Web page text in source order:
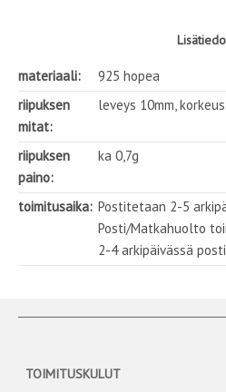
materiaali:
925 hopea
riipuksen
mitat:
leveys 10mm,
riipuksen
paino:
ka 0,7g
toimitusaika: Postitetaan 2-5
Posti/Matkahuolto
2-4 arkipäivässä
TOIMITUSKULUT